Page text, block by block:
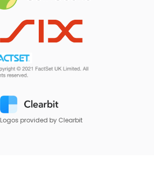
Logos provided by Clearbit